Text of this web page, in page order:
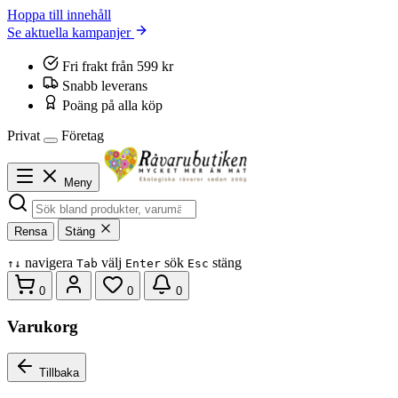
Hoppa till innehåll
Se aktuella kampanjer
Fri frakt från 599 kr
Snabb leverans
Poäng på alla köp
Privat
Företag
Meny
Rensa Stäng
↑ ↓ navigera Tab välj Enter sök Esc stäng
0 0 0
Varukorg
Tillbaka